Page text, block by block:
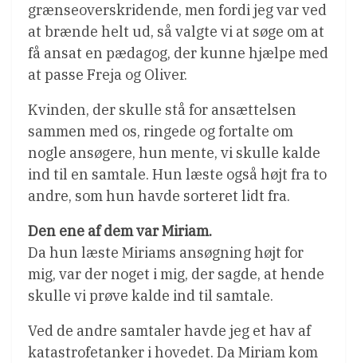
grænseoverskridende, men fordi jeg var ved
at brænde helt ud, så valgte vi at søge om at
få ansat en pædagog, der kunne hjælpe med
at passe Freja og Oliver.
Kvinden, der skulle stå for ansættelsen
sammen med os, ringede og fortalte om
nogle ansøgere, hun mente, vi skulle kalde
ind til en samtale. Hun læste også højt fra to
andre, som hun havde sorteret lidt fra.
Den ene af dem var Miriam.
Da hun læste Miriams ansøgning højt for
mig, var der noget i mig, der sagde, at hende
skulle vi prøve kalde ind til samtale.
Ved de andre samtaler havde jeg et hav af
katastrofetanker i hovedet. Da Miriam kom